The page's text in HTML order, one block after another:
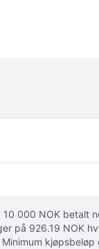
10 000 NOK betalt
på 926.19 NOK